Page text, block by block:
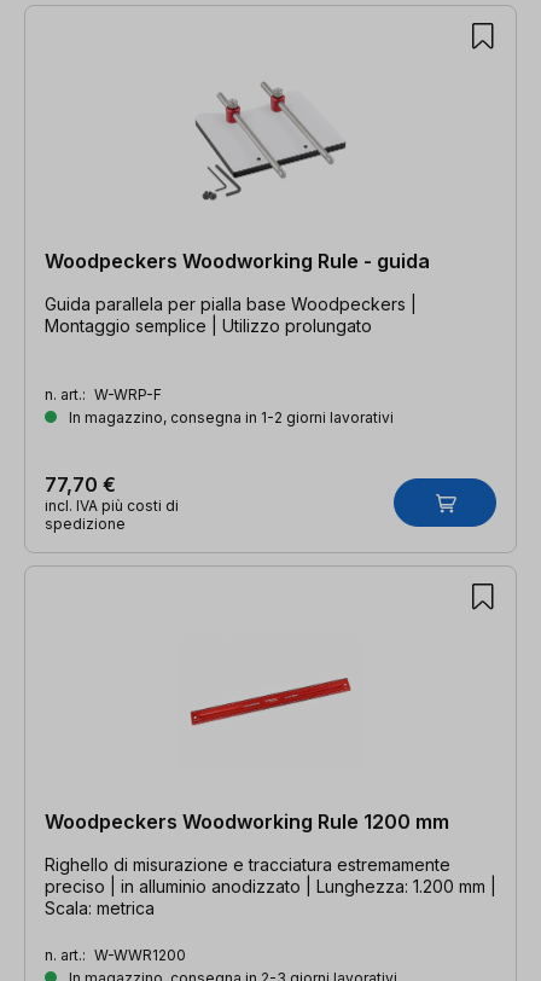
Woodpeckers Woodworking Rule - guida
Guida parallela per pialla base Woodpeckers |
Montaggio semplice | Utilizzo prolungato
n. art.: W-WRP-F
In magazzino, consegna in 1-2 giorni lavorativi
77,70 €
incl. IVA più costi di
spedizione
Woodpeckers Woodworking Rule 1200 mm
Righello di misurazione e tracciatura estremamente
preciso | in alluminio anodizzato | Lunghezza: 1.200 mm |
Scala: metrica
n. art.: W-WWR1200